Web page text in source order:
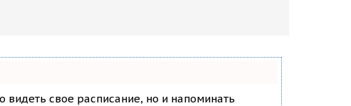
видеть свое расписание, но и напоминать